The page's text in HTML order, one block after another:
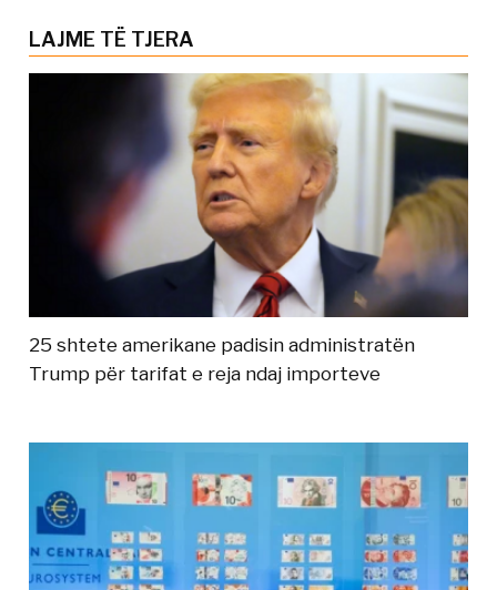
LAJME TË TJERA
25 shtete amerikane padisin administratën
Trump për tarifat e reja ndaj importeve